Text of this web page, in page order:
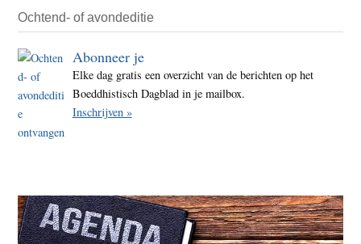
Ochtend- of avondeditie
Abonneer je
Elke dag gratis een overzicht van de berichten op het
Boeddhistisch Dagblad in je mailbox.
Inschrijven »